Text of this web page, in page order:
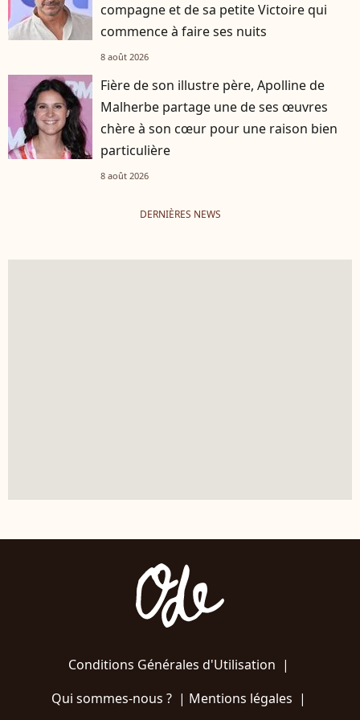
compagne et de sa petite Victoire qui
commence à faire ses nuits
8 août 2026
Fière de son illustre père, Apolline de
Malherbe partage une de ses œuvres
chère à son cœur pour une raison bien
particulière
8 août 2026
DERNIÈRES NEWS
Conditions Générales d'Utilisation |
Qui sommes-nous ?| Mentions légales |